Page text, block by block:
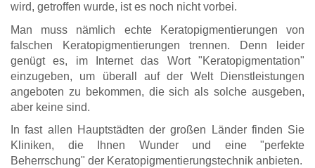
wird, getroffen wurde, ist es noch nicht vorbei.
Man muss nämlich echte Keratopigmentierungen von
falschen Keratopigmentierungen trennen. Denn leider
genügt es, im Internet das Wort "Keratopigmentation"
einzugeben, um überall auf der Welt Dienstleistungen
angeboten zu bekommen, die sich als solche ausgeben,
aber keine sind.
In fast allen Hauptstädten der großen Länder finden Sie
Kliniken, die Ihnen Wunder und eine "perfekte
Beherrschung" der Keratopigmentierungstechnik anbieten.